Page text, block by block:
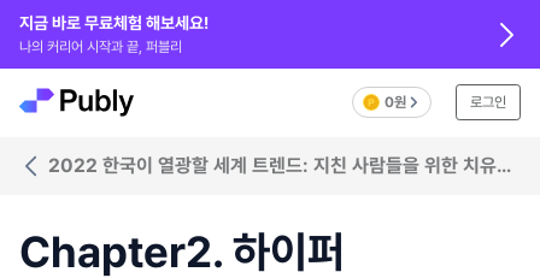
지금 바로 무료체험 해보세요!
나의 커리어 시작과 끝, 퍼블리
0원 로그인
2022 한국이 열광할 세계 트렌드: 지친 사람들을 위한 치유와
Chapter2. 하이퍼